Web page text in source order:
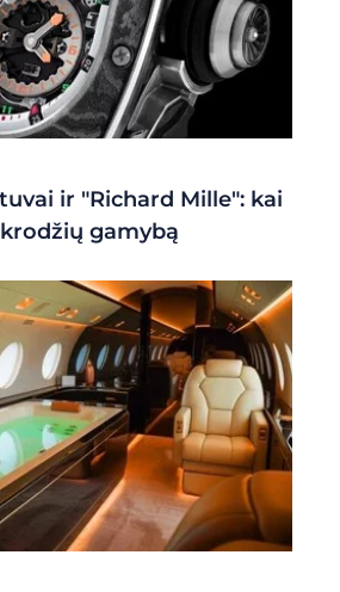
ir "Richard Mille": kai
gamybą